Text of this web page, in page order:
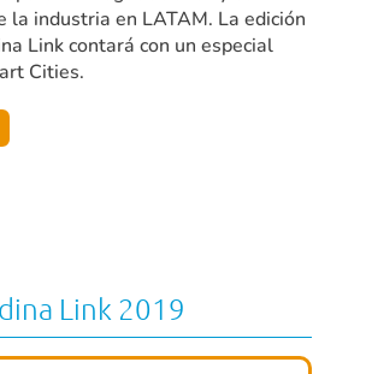
la industria en LATAM. La edición
Link contará con un especial
Cities.
Link 2019